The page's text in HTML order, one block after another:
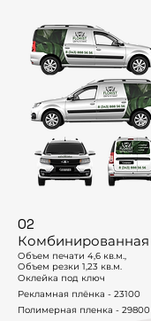
02
Комбинированная
Объем печати 4,6 кв.м.,
Объем резки 1,23 кв.м.
Оклейка под ключ
Рекламная плёнка - 23100
Полимерная пленка - 29800